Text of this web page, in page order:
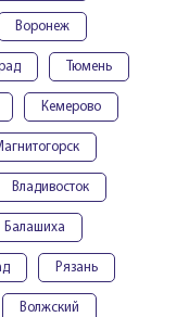
Воронеж
Тюмень
Кемерово
Владивосток
Балашиха
Рязань
Волжский